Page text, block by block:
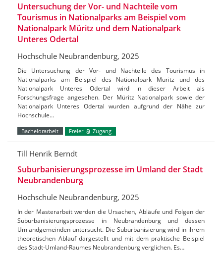
Untersuchung der Vor- und Nachteile vom
Tourismus in Nationalparks am Beispiel vom
Nationalpark Müritz und dem Nationalpark
Unteres Odertal
Hochschule Neubrandenburg, 2025
Die Untersuchung der Vor- und Nachteile des Tourismus in
Nationalparks am Beispiel des Nationalpark Müritz und des
Nationalpark Unteres Odertal wird in dieser Arbeit als
Forschungsfrage angesehen. Der Müritz Nationalpark sowie der
Nationalpark Unteres Odertal wurden aufgrund der Nähe zur
Hochschule…
Bachelorarbeit Freier Zugang
Till Henrik Berndt
Suburbanisierungsprozesse im Umland der Stadt
Neubrandenburg
Hochschule Neubrandenburg, 2025
In der Masterarbeit werden die Ursachen, Abläufe und Folgen der
Suburbanisierungsprozesse in Neubrandenburg und dessen
Umlandgemeinden untersucht. Die Suburbanisierung wird in ihrem
theoretischen Ablauf dargestellt und mit dem praktische Beispiel
des Stadt-Umland-Raumes Neubrandenburg verglichen. Es…